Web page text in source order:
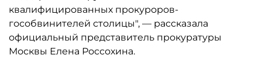
квалифицированных прокуроров-
гособвинителей столицы", — рассказала
официальный представитель прокуратуры
Москвы Елена Россохина.